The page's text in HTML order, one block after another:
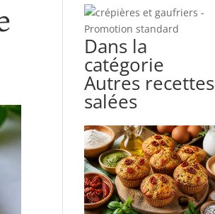
Dans la
catégorie
Autres recettes
salées